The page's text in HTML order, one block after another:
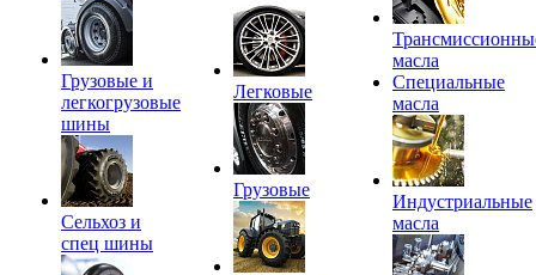
Грузовые и
легкогрузовые
шины
Сельхоз и
спец шины
Легковые
Грузовые
масла
Специальные
масла
Индустриальные
масла